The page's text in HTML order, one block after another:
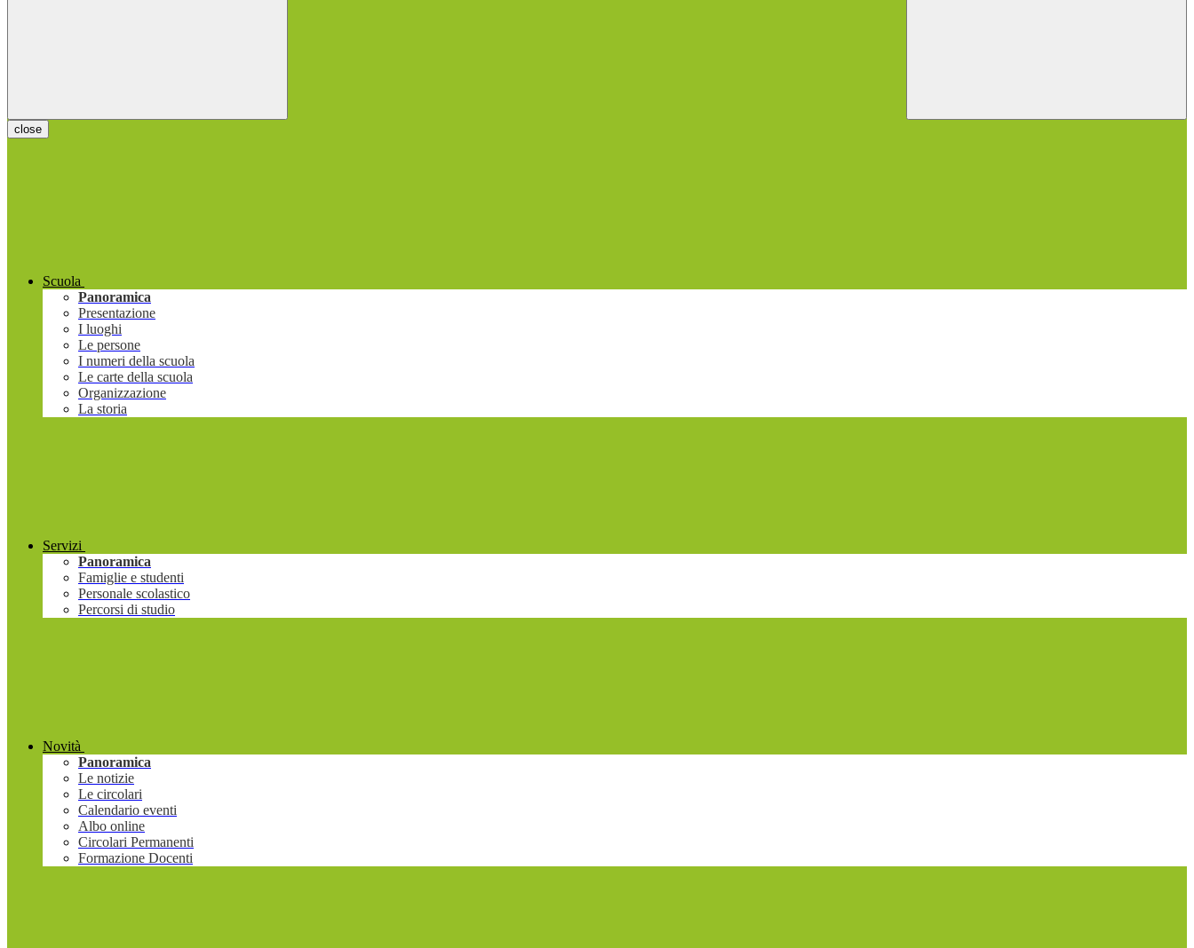
close
Scuola
Panoramica
Presentazione
I luoghi
Le persone
I numeri della scuola
Le carte della scuola
Organizzazione
La storia
Servizi
Panoramica
Famiglie e studenti
Personale scolastico
Percorsi di studio
Novità
Panoramica
Le notizie
Le circolari
Calendario eventi
Albo online
Circolari Permanenti
Formazione Docenti